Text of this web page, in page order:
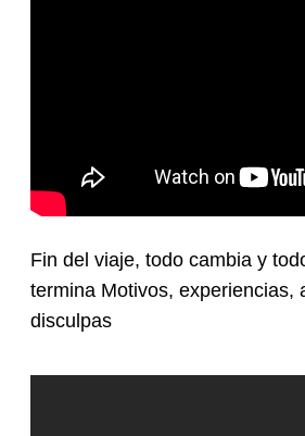
Fin del viaje, todo cambia y
termina Motivos, experiencias,
disculpas